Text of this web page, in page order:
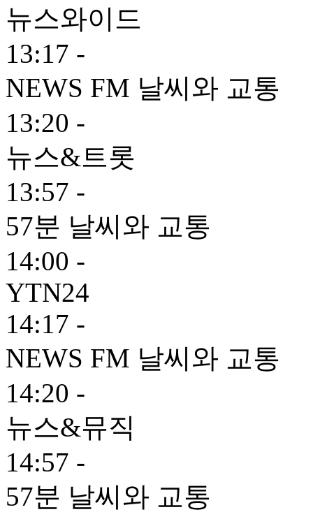
뉴스와이드
13:17 -
NEWS FM 날씨와 교통
13:20 -
뉴스&트롯
13:57 -
57분 날씨와 교통
14:00 -
YTN24
14:17 -
NEWS FM 날씨와 교통
14:20 -
뉴스&뮤직
14:57 -
57분 날씨와 교통